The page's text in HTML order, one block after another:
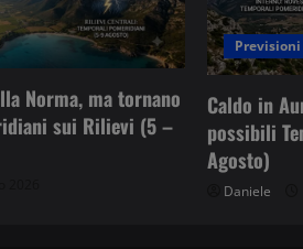
Norma, ma tornano
sui Rilievi (5 –
Previsioni
Caldo in
possibili
Agosto)
Daniele